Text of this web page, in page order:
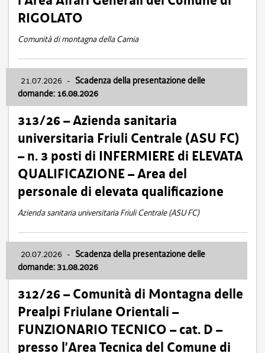
RIGOLATO
Comunità di montagna della Carnia
21.07.2026 - Scadenza della presentazione delle
domande: 16.08.2026
313/26 – Azienda sanitaria
universitaria Friuli Centrale (ASU FC)
– n. 3 posti di INFERMIERE di ELEVATA
QUALIFICAZIONE – Area del
personale di elevata qualificazione
Azienda sanitaria universitaria Friuli Centrale (ASU FC)
20.07.2026 - Scadenza della presentazione delle
domande: 31.08.2026
312/26 – Comunità di Montagna delle
Prealpi Friulane Orientali –
FUNZIONARIO TECNICO – cat. D –
presso l’Area Tecnica del Comune di